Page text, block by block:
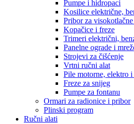
Pumpe i hidropaci
Kosilice električne,
Pribor za visokotlačne
Kopačice i freze
Trimeri električni,
Panelne ograde i
Strojevi za čišćenje
Vrtni ručni alat
Pile motorne, elektro i
Freze za snijeg
Pumpe za fontanu
Ormari za radionice i pribor
Plinski program
Ručni alati